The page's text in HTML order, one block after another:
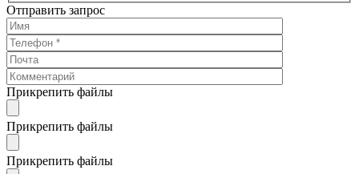
Отправить запрос
Прикрепить файлы
Прикрепить файлы
Прикрепить файлы